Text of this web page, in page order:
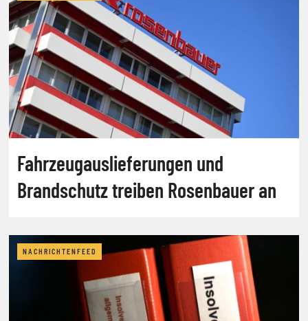
Fahrzeugauslieferungen und
Brandschutz treiben Rosenbauer an
NACHRICHTENFEED